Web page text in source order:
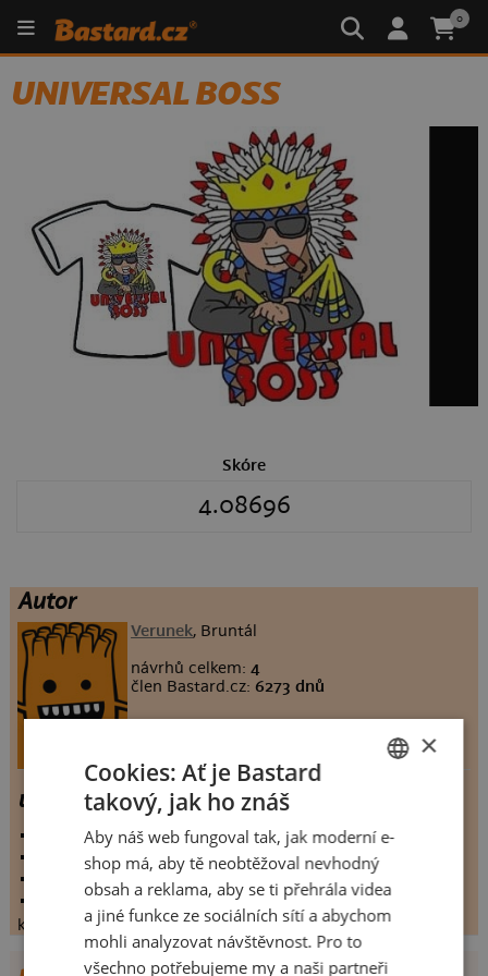
0
UNIVERSAL BOSS
Skóre
4.08696
Autor
Verunek, Bruntál
návrhů celkem:4
člen Bastard.cz:6273 dnů
universal boss
vystaveno:19.6.2010
hodnoceno:23 krát
komentářů:
4.08696
koupilo by:1 lidí
konečné hodnocení:4.08696
SLOVAK
×
Cookies: Ať je Bastard
takový, jak ho znáš
Aby náš web fungoval tak, jak moderní e-
shop má, aby tě neobtěžoval nevhodný
obsah a reklama, aby se ti přehrála videa
a jiné funkce ze sociálních sítí a abychom
mohli analyzovat návštěvnost. Pro to
všechno potřebujeme my a naši partneři